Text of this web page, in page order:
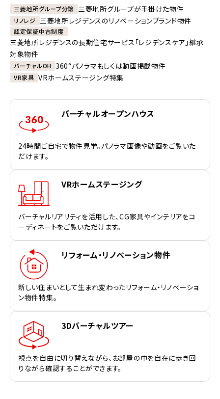
三菱地所グループ分譲 三菱地所グループが手掛けた物件
リノレジ 三菱地所レジデンスのリノベーションブランド物件
認定保証中古制度
三菱地所レジデンスの長期住宅サービス「レジデンスケア」継承
対象物件
バーチャルOH 360°パノラマもしくは動画掲載物件
VR家具 VRホームステージング特集
バーチャルオープンハウス
24時間ご自宅で物件見学。パノラマ画像や動画をご覧いた
だけます。
VRホームステージング
バーチャルリアリティを活用した、CG家具やインテリアをコ
ーディネートをご覧いただけます。
リフォーム・リノベーション物件
新しい住まいとして生まれ変わったリフォーム・リノベーショ
ン物件特集。
3Dバーチャルツアー
視点を自由に切り替えながら、お部屋の中を自在に歩き回
りながら確認することができます。